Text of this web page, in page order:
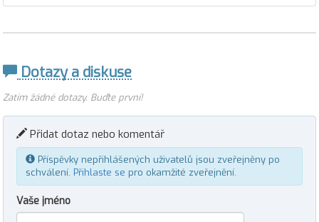
Dotazy a diskuse
Zatím žádné dotazy. Buďte první!
Přidat dotaz nebo komentář
Příspěvky nepřihlášených uživatelů jsou zveřejněny po
schválení. Přihlaste se pro okamžité zveřejnění.
Vaše jméno